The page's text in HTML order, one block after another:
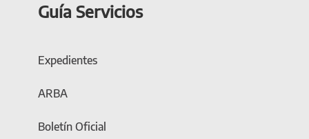
Guía Servicios
Expedientes
ARBA
Boletín Oficial